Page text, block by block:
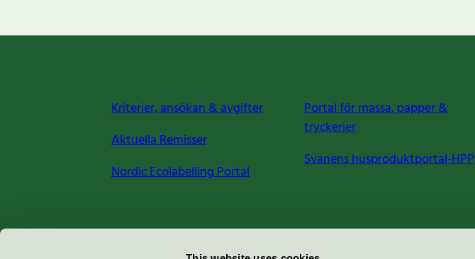
Kriterier, ansökan & avgifter
Aktuella Remisser
Nordic Ecolabelling Portal
Portal för massa, papper &
tryckerier
Svanens husproduktportal-HPP
Miljömärkning Sverige AB